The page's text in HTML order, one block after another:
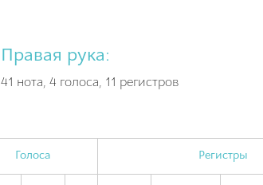
Правая рука:
41 нота, 4 голоса, 11 регистров
Голоса Регистры